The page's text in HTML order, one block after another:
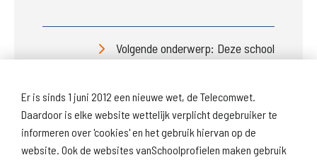
Er is sinds 1 juni 2012 een nieuwe wet, de Telecomwet.
Daardoor is elke website wettelijk verplicht degebruiker te
informeren over 'cookies' en het gebruik hiervan op de
website. Ook de websites vanSchoolprofielen maken gebruik
Volgende onderwerp: Deze school